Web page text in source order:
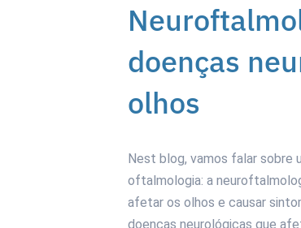
doenças
olhos
Nest blog, vamos falar sobre
oftalmologia: a
afetar os olhos e causar
doenças neurológicas que